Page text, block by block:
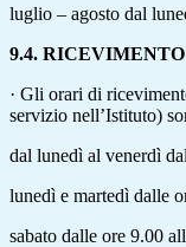
luglio – agosto dal
9.4.
· Gli orari di
servizio nell’Istituto)
dal lunedì al venerdì
lunedì e martedì dalle
sabato dalle ore 9.00